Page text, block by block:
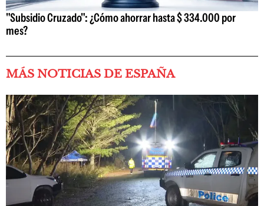
"Subsidio Cruzado": ¿Cómo ahorrar hasta $ 334.000 por
mes?
MÁS NOTICIAS DE ESPAÑA